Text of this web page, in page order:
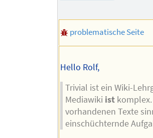
problematische Seite
Hello Rolf,
Trivial ist ein Wiki-
Mediawiki istkomplex.
vorhandenen Texte
einschüchternde